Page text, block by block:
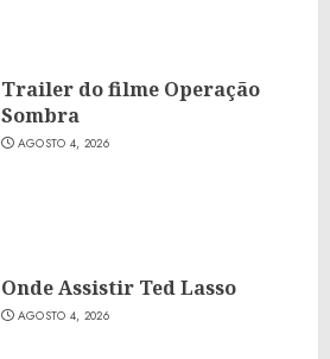
Trailer do filme Operação
Sombra
AGOSTO 4, 2026
Onde Assistir Ted Lasso
AGOSTO 4, 2026